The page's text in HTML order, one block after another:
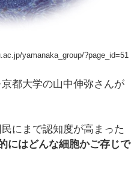
yamanaka_group/?page_id=51
都大学の山中伸弥さんが
にまで認知度が高まった
にはどんな細胞かご存じで